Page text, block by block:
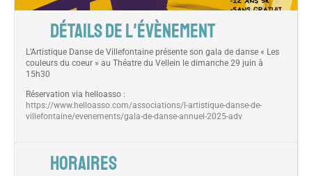
DÉTAILS DE L'ÉVÈNEMENT
L’Artistique Danse de Villefontaine présente son gala de danse « Les
couleurs du coeur » au Théatre du Vellein le dimanche 29 juin à
15h30
Réservation via helloasso :
https://www.helloasso.com/associations/l-artistique-danse-de-
villefontaine/evenements/gala-de-danse-annuel-2025-adv
HORAIRES